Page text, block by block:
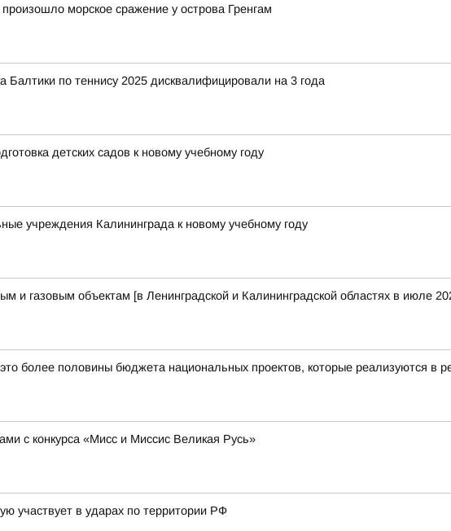
морское сражение у острова Гренгам
Балтики по теннису 2025 дисквалифицировали на 3 года
детских садов к новому учебному году
учреждения Калининграда к новому учебному году
и газовым объектам [в Ленинградской и Калининградской областях в июле
более половины бюджета национальных проектов, которые реализуются в
с конкурса «Мисс и Миссис Великая Русь»
участвует в ударах по территории РФ